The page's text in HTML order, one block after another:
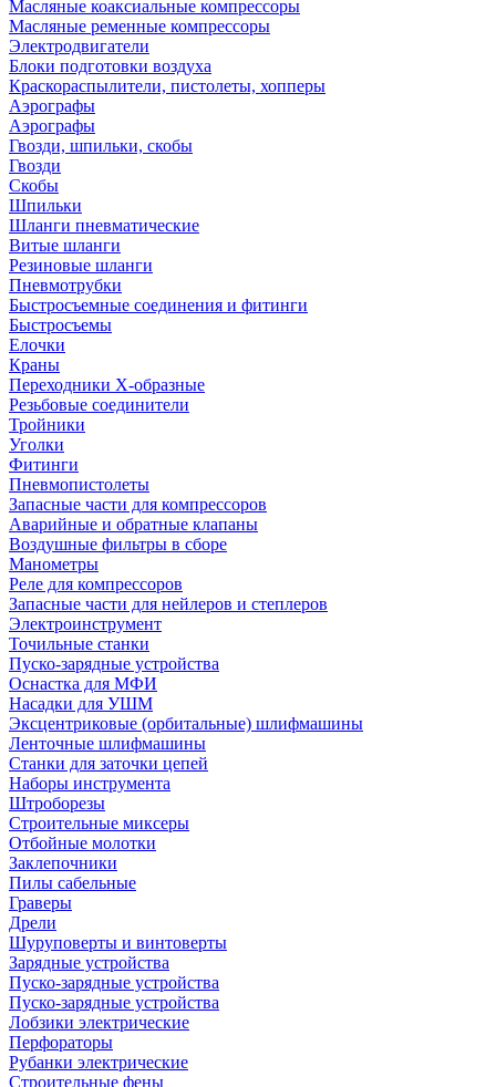
Масляные коаксиальные компрессоры
Масляные ременные компрессоры
Электродвигатели
Блоки подготовки воздуха
Краскораспылители, пистолеты, хопперы
Аэрографы
Аэрографы
Гвозди, шпильки, скобы
Гвозди
Скобы
Шпильки
Шланги пневматические
Витые шланги
Резиновые шланги
Пневмотрубки
Быстросъемные соединения и фитинги
Быстросъемы
Елочки
Краны
Переходники Х-образные
Резьбовые соединители
Тройники
Уголки
Фитинги
Пневмопистолеты
Запасные части для компрессоров
Аварийные и обратные клапаны
Воздушные фильтры в сборе
Манометры
Реле для компрессоров
Запасные части для нейлеров и степлеров
Электроинструмент
Точильные станки
Пуско-зарядные устройства
Оснастка для МФИ
Насадки для УШМ
Эксцентриковые (орбитальные) шлифмашины
Ленточные шлифмашины
Станки для заточки цепей
Наборы инструмента
Штроборезы
Строительные миксеры
Отбойные молотки
Заклепочники
Пилы сабельные
Граверы
Дрели
Шуруповерты и винтоверты
Зарядные устройства
Пуско-зарядные устройства
Пуско-зарядные устройства
Лобзики электрические
Перфораторы
Рубанки электрические
Строительные фены